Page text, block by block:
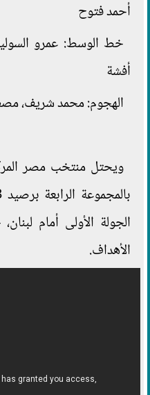
أحمد فتوح
خط الوسط: عمرو
أفشة
الهجوم: محمد شريف،
ويحتل منتخب مصر
الجولة الأولى أمام
الأهداف.